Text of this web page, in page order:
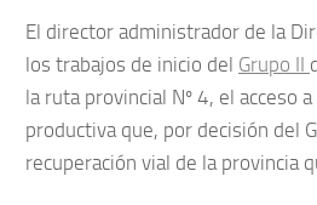
El director administrador de la
los trabajos de inicio del Grupo II
la ruta provincial Nº 4, el acceso
productiva que, por decisión del
recuperación vial de la provincia